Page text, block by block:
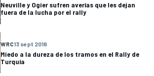
Neuville y Ogier sufren averías que les dejan
fuera de la lucha por el rally
WRC13 sept 2018
Miedo a la dureza de los tramos en el Rally de
Turquía